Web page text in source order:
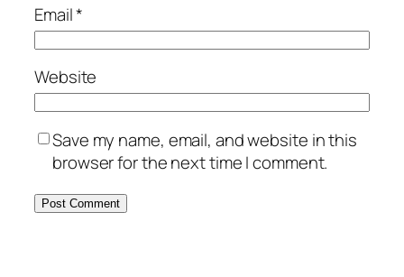
Email*
Website
Save my name, email, and website in this
browser for the next time I comment.